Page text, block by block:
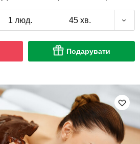
1 люд. 45 хв.
Подарувати